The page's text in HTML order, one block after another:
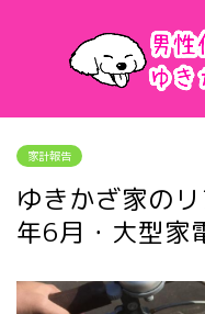
家計報告
ゆきかざ家の
年6月・大型家